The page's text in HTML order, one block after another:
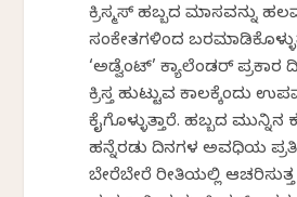
ಕ್ರಿಸ್ಮಸ್ ಹಬ್ಬದ ಮಾಸವನ್ನು
ಸಂಕೇತಗಳಿಂದ
‘ಅಡ್ವೆಂಟ್’ ಕ್ಯಾಲೆಂಡರ್ ಪ್ರಕಾರ
ಕ್ರಿಸ್ತ ಹುಟ್ಟುವ ಕಾಲಕ್ಕೆಂದು
ಕೈಗೊಳ್ಳುತ್ತಾರೆ. ಹಬ್ಬದ
ಹನ್ನೆರಡು ದಿನಗಳ ಅವಧಿಯ
ಬೇರೆಬೇರೆ ರೀತಿಯಲ್ಲಿ